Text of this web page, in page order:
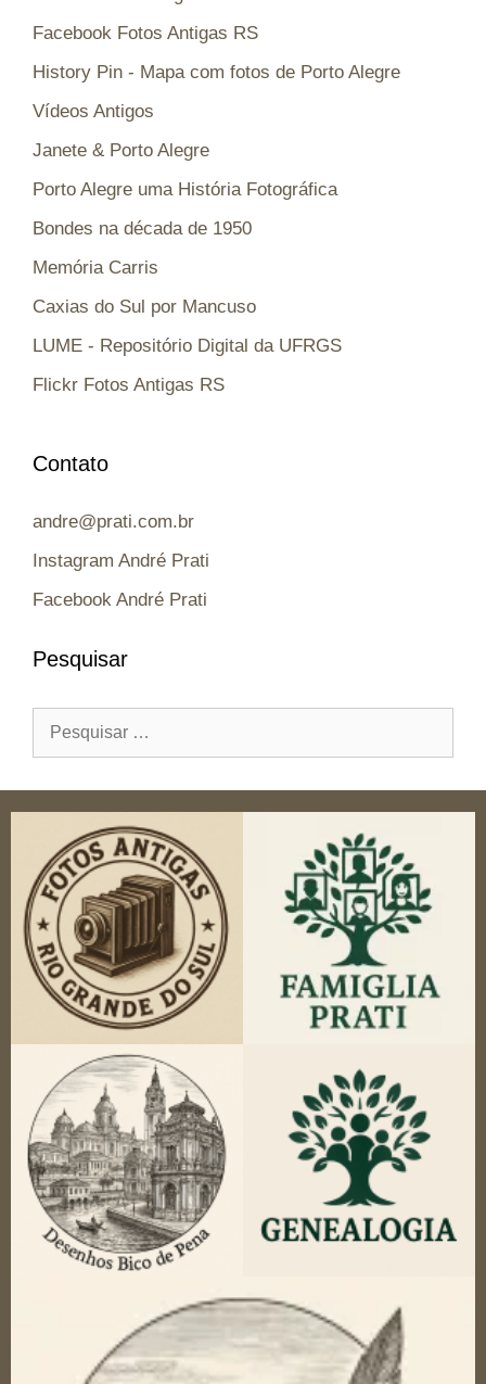
Facebook Fotos Antigas RS
History Pin - Mapa com fotos de Porto Alegre
Vídeos Antigos
Janete & Porto Alegre
Porto Alegre uma História Fotográfica
Bondes na década de 1950
Memória Carris
Caxias do Sul por Mancuso
LUME - Repositório Digital da UFRGS
Flickr Fotos Antigas RS
Contato
andre@prati.com.br
Instagram André Prati
Facebook André Prati
Pesquisar
por: